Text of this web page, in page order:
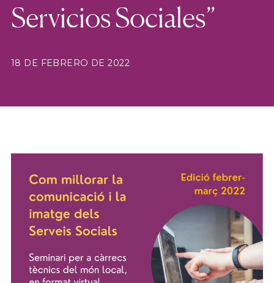
Servicios Sociales”
18 DE FEBRERO DE 2022